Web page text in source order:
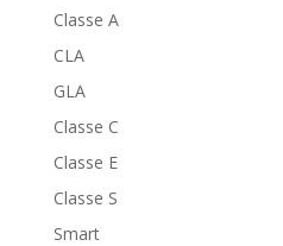
Classe A
CLA
GLA
Classe C
Classe E
Classe S
Smart